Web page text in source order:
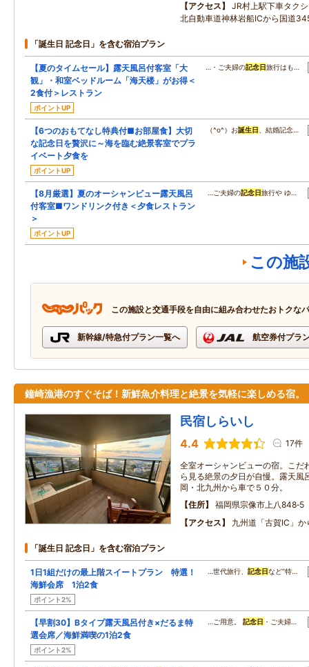
アクセス
JR村上駅下車タク
北自動車道神林岩船ICから国道
「誕生日 記念日」を含む宿泊プラン
【夏のタイムセール】露天風呂付客室「大
観」・和室ベッドルーム「海天楼」がお得＜
2食付＞レストラン
ポイントUP
…・ご夫婦の記念日旅行はも…
【6つのおもてなし特典付■お部屋食】大切
な記念日を贅沢に～海を臨む絶景客室でプラ
イベート夕食を
ポイントUP
（^o^）お誕生日 、結婚記念…
【8月厳選】夏のオーシャンビュー露天風呂
付客室■ワンドリンク付き＜夕食レストラン
＞
ポイントUP
…ご夫婦の記念日旅行や ゆ…
この施
この施設と交通手段を自由に組み合わせたおトクな
新幹線/特急付プラン一覧へ 航空券付プラ
鐘崎漁港のすぐそば！新鮮魚介料理と絶景を気軽に楽しめる宿。
民宿しらいし
4.4 17件
全室オーシャンビューの宿。こだ
ら見る絶景の夕日が自慢。露天風
岡・北九州から車で５０分。
住所
福岡県宗像市上八848‐5
アクセス
九州道「古賀IC」
「誕生日 記念日」を含む宿泊プラン
1日1組だけの最上階スイートプラン 特選！
海鮮会席 1泊2食
ポイント2%
…世代旅行、 記念日など“特…
【早割30】Bタイプ露天風呂付き×だるま特
選会席／海鮮満喫の1泊2食
ポイント2%
…ご用意。記念日 ・ご夫婦…